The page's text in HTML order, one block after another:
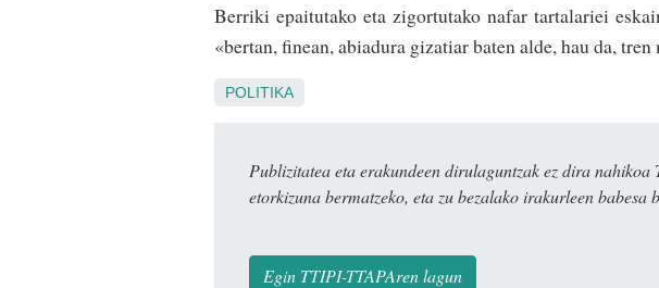
Berriki epaitutako eta zigortutako nafar tartalariei
«bertan, finean, abiadura gizatiar baten alde, hau da,
POLITIKA
Publizitatea eta erakundeen dirulaguntzak ez dira
etorkizuna bermatzeko, eta zu bezalako irakurleen babesa
Egin TTIPI-TTAPAren lagun